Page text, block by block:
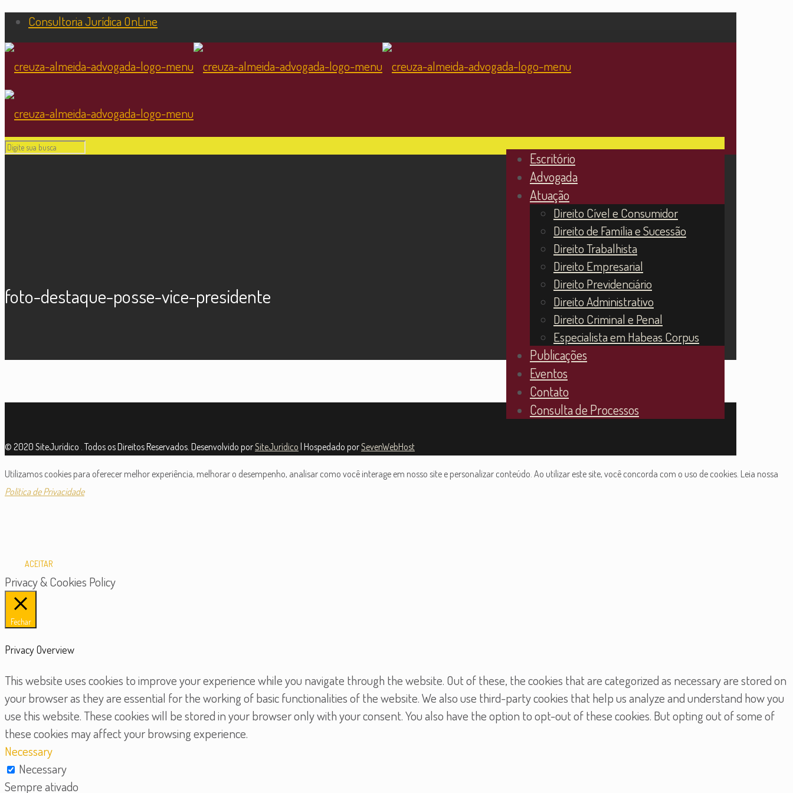
Consultoria Jurídica OnLine
Escritório
Advogada
Atuação
Direito Cível e Consumidor
Direito de Família e Sucessão
Direito Trabalhista
Direito Empresarial
Direito Previdenciário
Direito Administrativo
Direito Criminal e Penal
Especialista em Habeas Corpus
Publicações
Eventos
Contato
Consulta de Processos
foto-destaque-posse-vice-presidente
© 2020 SiteJurídico . Todos os Direitos Reservados. Desenvolvido porSiteJurídico | Hospedado porSevenWebHost
Utilizamos cookies para oferecer melhor experiência, melhorar o desempenho, analisar como você interage em nosso site e personalizar conteúdo. Ao utilizar este site, você concorda com o uso de cookies. Leia nossa
Política de Privacidade
ACEITAR
Privacy & Cookies Policy
Fechar
Privacy Overview
This website uses cookies to improve your experience while you navigate through the website. Out of these, the cookies that are categorized as necessary are stored on
your browser as they are essential for the working of basic functionalities of the website. We also use third-party cookies that help us analyze and understand how you
use this website. These cookies will be stored in your browser only with your consent. You also have the option to opt-out of these cookies. But opting out of some of
these cookies may affect your browsing experience.
Necessary
Necessary
Sempre ativado